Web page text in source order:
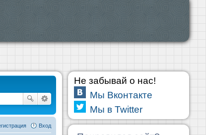
Вход
Не забывай о нас!
Мы Вконтакте
Мы в Twitter